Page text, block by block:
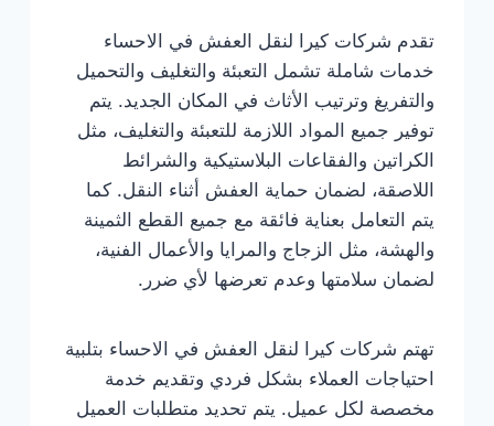
تقدم شركات كيرا لنقل العفش في الاحساء
خدمات شاملة تشمل التعبئة والتغليف والتحميل
والتفريغ وترتيب الأثاث في المكان الجديد. يتم
توفير جميع المواد اللازمة للتعبئة والتغليف، مثل
الكراتين والفقاعات البلاستيكية والشرائط
اللاصقة، لضمان حماية العفش أثناء النقل. كما
يتم التعامل بعناية فائقة مع جميع القطع الثمينة
والهشة، مثل الزجاج والمرايا والأعمال الفنية،
لضمان سلامتها وعدم تعرضها لأي ضرر.
تهتم شركات كيرا لنقل العفش في الاحساء بتلبية
احتياجات العملاء بشكل فردي وتقديم خدمة
مخصصة لكل عميل. يتم تحديد متطلبات العميل